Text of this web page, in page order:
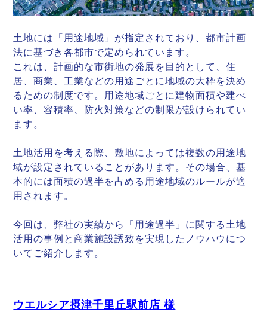
土地には「用途地域」が指定されており、都市計画
法に基づき各都市で定められています。
これは、計画的な市街地の発展を目的として、住
居、商業、工業などの用途ごとに地域の大枠を決め
るための制度です。用途地域ごとに建物面積や建ぺ
い率、容積率、防火対策などの制限が設けられてい
ます。
土地活用を考える際、敷地によっては複数の用途地
域が設定されていることがあります。その場合、基
本的には面積の過半を占める用途地域のルールが適
用されます。
今回は、弊社の実績から「用途過半」に関する土地
活用の事例と商業施設誘致を実現したノウハウにつ
いてご紹介します。
ウエルシア摂津千里丘駅前店 様